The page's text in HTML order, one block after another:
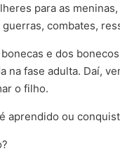
para as
combates,
e dos
na fase adulta. Daí,
o filho.
aprendido ou